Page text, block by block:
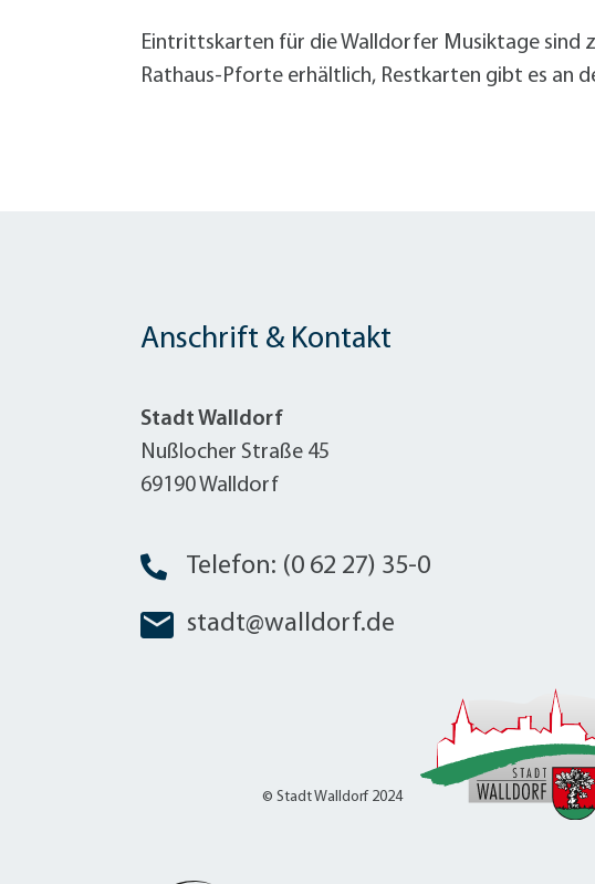
Eintrittskarten für die Walldorfer Musiktage sind
Rathaus-Pforte erhältlich, Restkarten gibt es an
Anschrift & Kontakt
Stadt Walldorf
Nußlocher Straße 45
69190 Walldorf
Telefon: (0 62 27) 35-0
stadt@walldorf.de
© Stadt Walldorf 2024